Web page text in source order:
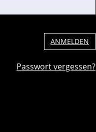
ANMELDEN
Passwort vergessen?